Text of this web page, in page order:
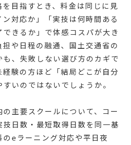
目指すとき、料金は同じに見
対応か」「実技は何時間ある
きるか」で体感コスパが大き
や日程の融通、国土交通省の
、失敗しない選び方のカギで
験の方ほど「結局どこが自分
いのではないでしょうか。
主要スクールについて、コー
日数・最短取得日数を同一基
eラーニング対応や平日夜